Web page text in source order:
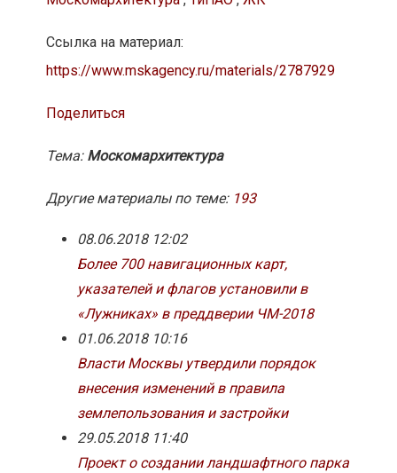
Ссылка на материал:
https://www.mskagency.ru/materials/2787929
Поделиться
Тема: Москомархитектура
Другие материалы по теме: 193
08.06.2018 12:02
Более 700 навигационных карт,
указателей и флагов установили в
«Лужниках» в преддверии ЧМ-2018
01.06.2018 10:16
Власти Москвы утвердили порядок
внесения изменений в правила
землепользования и застройки
29.05.2018 11:40
Проект о создании ландшафтного парка